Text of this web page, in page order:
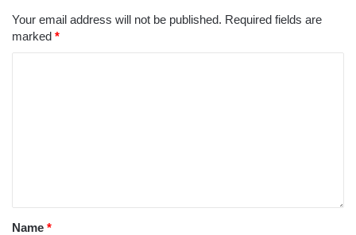
Your email address will not be published. Required fields are
marked *
Name *